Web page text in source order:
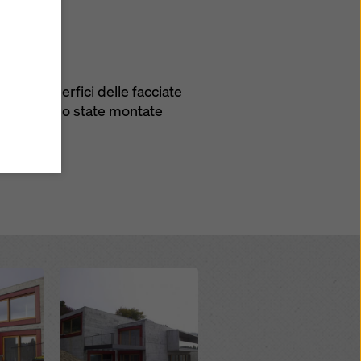
le superfici delle facciate
vista sono state montate
di